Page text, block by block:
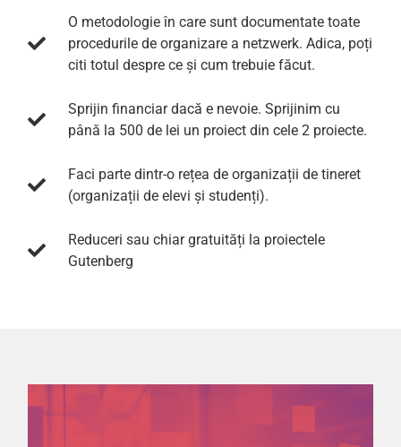
O metodologie în care sunt documentate toate
procedurile de organizare a netzwerk. Adica, poți
citi totul despre ce și cum trebuie făcut.
Sprijin financiar dacă e nevoie. Sprijinim cu
până la 500 de lei un proiect din cele 2 proiecte.
Faci parte dintr-o rețea de organizații de tineret
(organizații de elevi și studenți).
Reduceri sau chiar gratuități la proiectele
Gutenberg